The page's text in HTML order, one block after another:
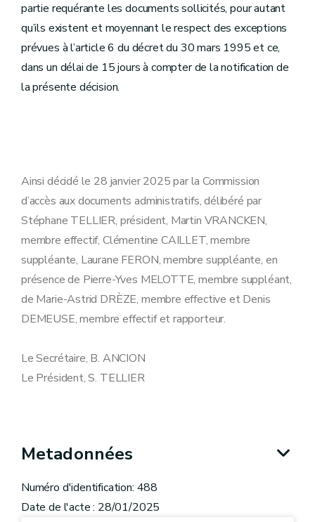
partie requérante les documents sollicités, pour autant
qu’ils existent et moyennant le respect des exceptions
prévues à l’article 6 du décret du 30 mars 1995 et ce,
dans un délai de 15 jours à compter de la notification de
la présente décision.
Ainsi décidé le 28 janvier 2025 par la Commission
d’accès aux documents administratifs, délibéré par
Stéphane TELLIER, président, Martin VRANCKEN,
membre effectif, Clémentine CAILLET, membre
suppléante, Laurane FERON, membre suppléante, en
présence de Pierre-Yves MELOTTE, membre suppléant,
de Marie-Astrid DRÈZE, membre effective et Denis
DEMEUSE, membre effectif et rapporteur.
Le Secrétaire, B. ANCION
Le Président, S. TELLIER
Metadonnées
Numéro d'identification: 488
Date de l'acte : 28/01/2025